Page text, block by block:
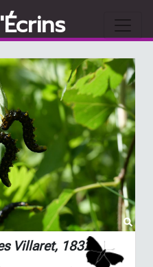
Villaret, 1832